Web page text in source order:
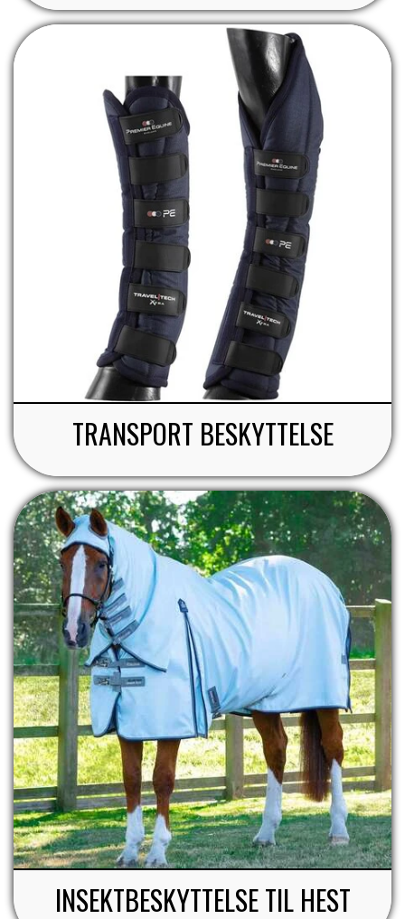
TRANSPORT BESKYTTELSE
INSEKTBESKYTTELSE TIL HEST